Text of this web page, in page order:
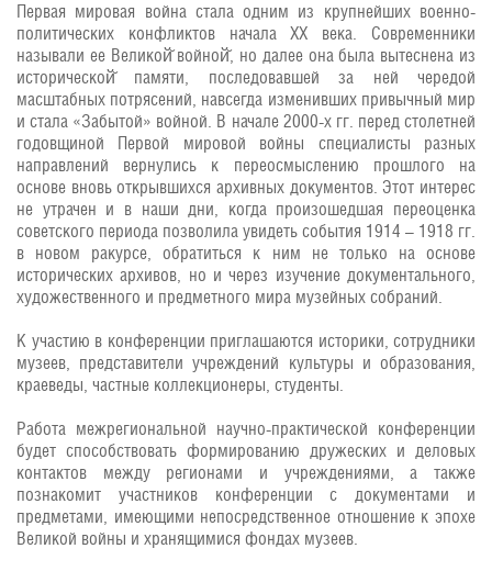
Первая мировая война стала одним из крупнейших военно-
политических конфликтов начала ХХ века. Современники
называли ее Великой̆ войной̆, но далее она была вытеснена из
исторической̆ памяти, последовавшей за ней чередой
масштабных потрясений, навсегда изменивших привычный мир
и стала «Забытой» войной. В начале 2000-х гг. перед столетней
годовщиной Первой мировой войны специалисты разных
направлений вернулись к переосмыслению прошлого на
основе вновь открывшихся архивных документов. Этот интерес
не утрачен и в наши дни, когда произошедшая переоценка
советского периода позволила увидеть события 1914 – 1918 гг.
в новом ракурсе, обратиться к ним не только на основе
исторических архивов, но и через изучение документального,
художественного и предметного мира музейных собраний.
К участию в конференции приглашаются историки, сотрудники
музеев, представители учреждений культуры и образования,
краеведы, частные коллекционеры, студенты.
Работа межрегиональной научно-практической конференции
будет способствовать формированию дружеских и деловых
контактов между регионами и учреждениями, а также
познакомит участников конференции с документами и
предметами, имеющими непосредственное отношение к эпохе
Великой войны и хранящимися фондах музеев.